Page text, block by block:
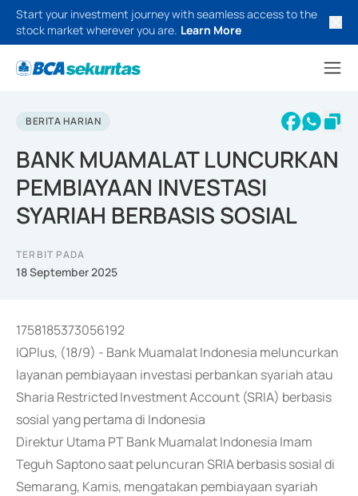
Start your investment journey with seamless access to the
stock market wherever you are. Learn More
BERITA HARIAN
BANK MUAMALAT LUNCURKAN
PEMBIAYAAN INVESTASI
SYARIAH BERBASIS SOSIAL
TERBIT PADA
18 September 2025
1758185373056192
IQPlus, (18/9) - Bank Muamalat Indonesia meluncurkan
layanan pembiayaan investasi perbankan syariah atau
Sharia Restricted Investment Account (SRIA) berbasis
sosial yang pertama di Indonesia
Direktur Utama PT Bank Muamalat Indonesia Imam
Teguh Saptono saat peluncuran SRIA berbasis sosial di
Semarang, Kamis, mengatakan pembiayaan syariah